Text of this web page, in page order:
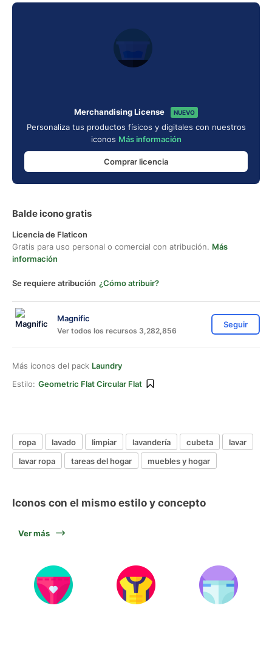
Merchandising License NUEVO
Personaliza tus productos físicos y digitales con nuestros
iconos Más información
Comprar licencia
Balde icono gratis
Licencia de Flaticon
Gratis para uso personal o comercial con atribución. Más
información
Se requiere atribución ¿Cómo atribuir?
Magnific
Ver todos los recursos 3,282,856
Seguir
Más iconos del pack Laundry
Estilo: Geometric Flat Circular Flat
ropa lavado limpiar lavandería cubeta
lavar
lavar ropa
tareas del hogar muebles y hogar
Iconos con el mismo estilo y concepto
Ver más